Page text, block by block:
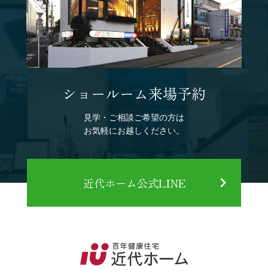
ショールーム来場予約
見学・ご相談ご希望の方は
お気軽にお越しください。
近代ホーム公式LINE